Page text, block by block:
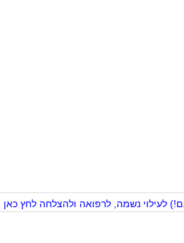
לעילוי נשמה, לרפואה ולהצלחה לחץ כאן